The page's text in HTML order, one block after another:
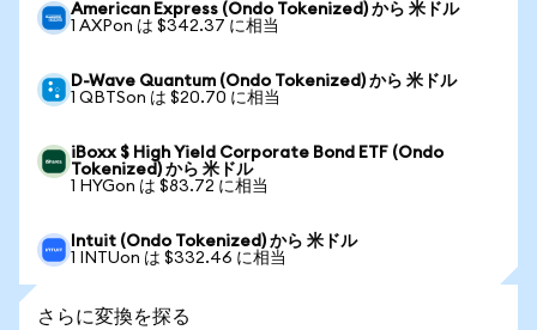
American Express (Ondo Tokenized) から 米ドル
1 AXPon は $342.37 に相当
D-Wave Quantum (Ondo Tokenized) から 米ドル
1 QBTSon は $20.70 に相当
iBoxx $ High Yield Corporate Bond ETF (Ondo
Tokenized) から 米ドル
1 HYGon は $83.72 に相当
Intuit (Ondo Tokenized) から 米ドル
1 INTUon は $332.46 に相当
さらに変換を探る